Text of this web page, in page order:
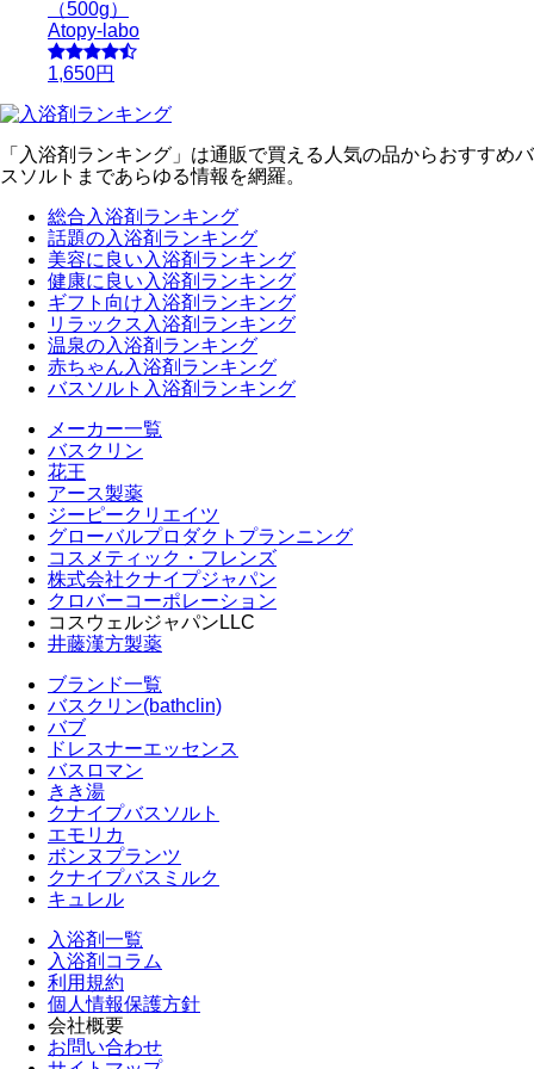
（500g）
Atopy-labo
1,650円
「入浴剤ランキング」は通販で買える人気の品からおすすめバ
スソルトまであらゆる情報を網羅。
総合入浴剤ランキング
話題の入浴剤ランキング
美容に良い入浴剤ランキング
健康に良い入浴剤ランキング
ギフト向け入浴剤ランキング
リラックス入浴剤ランキング
温泉の入浴剤ランキング
赤ちゃん入浴剤ランキング
バスソルト入浴剤ランキング
メーカー一覧
バスクリン
花王
アース製薬
ジーピークリエイツ
グローバルプロダクトプランニング
コスメティック・フレンズ
株式会社クナイプジャパン
クロバーコーポレーション
コスウェルジャパンLLC
井藤漢方製薬
ブランド一覧
バスクリン(bathclin)
バブ
ドレスナーエッセンス
バスロマン
きき湯
クナイプバスソルト
エモリカ
ボンヌプランツ
クナイプバスミルク
キュレル
入浴剤一覧
入浴剤コラム
利用規約
個人情報保護方針
会社概要
お問い合わせ